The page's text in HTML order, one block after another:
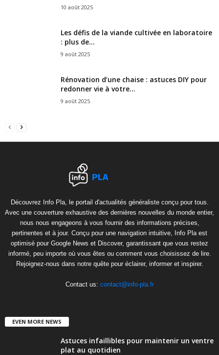
10 août 2025
Les défis de la viande cultivée en laboratoire
: plus de...
9 août 2025
Rénovation d’une chaise : astuces DIY pour
redonner vie à votre...
9 août 2025
Découvrez Info Pla, le portail d'actualités généraliste conçu pour tous.
Avec une couverture exhaustive des dernières nouvelles du monde entier,
nous nous engageons à vous fournir des informations précises,
pertinentes et à jour. Conçu pour une navigation intuitive, Info Pla est
optimisé pour Google News et Discover, garantissant que vous restez
informé, peu importe où vous êtes ou comment vous choisissez de lire.
Rejoignez-nous dans notre quête pour éclairer, informer et inspirer.
Contact us: contact@info-pla.fr
EVEN MORE NEWS
Astuces infaillibles pour maintenir un ventre
plat au quotidien